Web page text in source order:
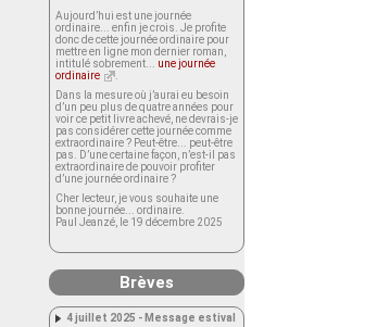
Aujourd’hui est une journée
ordinaire... enfin je crois. Je profite
donc de cette journée ordinaire pour
mettre en ligne mon dernier roman,
intitulé sobrement... une journée
ordinaire
Dans la mesure où j’aurai eu besoin
d’un peu plus de quatre années pour
voir ce petit livre achevé, ne devrais-je
pas considérer cette journée comme
extraordinaire ? Peut-être... peut-être
pas. D’une certaine façon, n’est-il pas
extraordinaire de pouvoir profiter
d’une journée ordinaire ?
Cher lecteur, je vous souhaite une
bonne journée... ordinaire.
Paul Jeanzé, le 19 décembre 2025
Brèves
4 juillet 2025 - Message estival